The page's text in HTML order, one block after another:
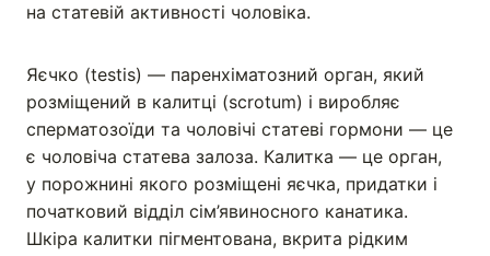
на статевій активності чоловіка.
Яєчко (testis) — паренхіматозний орган, який
розміщений в калитці (scrotum) і виробляє
сперматозоїди та чоловічі статеві гормони — це
є чоловіча статева залоза. Калитка — це орган,
у порожнині якого розміщені яєчка, придатки і
початковий відділ сім’явиносного канатика.
Шкіра калитки пігментована, вкрита рідким